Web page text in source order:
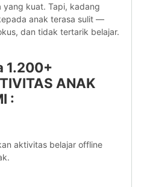
yang kuat. Tapi, kadang
anak terasa sulit —
dan tidak tertarik belajar.
1.200+
ANAK
:
aktivitas belajar offline